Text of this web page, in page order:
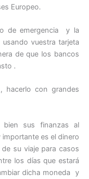
Europeo.
de emergencia y la
vuestra tarjeta
de que los bancos
.
hacerlo con grandes
bien sus finanzas al
es el dinero
su viaje para casos
los días que estará
dicha moneda y